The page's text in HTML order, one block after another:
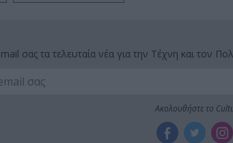
σας τα τελευταία νέα για την Τέχνη και τον
Ακολουθήστε το